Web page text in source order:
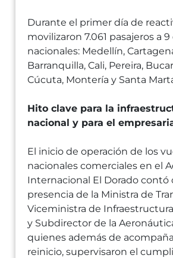
Durante el primer día de
movilizaron 7.061 pasajeros a
nacionales: Medellín,
Barranquilla, Cali, Pereira,
Cúcuta, Montería y Santa
Hito clave para la
nacional y para el
El inicio de operación de los
nacionales comerciales en el
Internacional El Dorado contó
presencia de la Ministra de
Viceministra de
y Subdirector de la
quienes además de
reinicio, supervisaron el